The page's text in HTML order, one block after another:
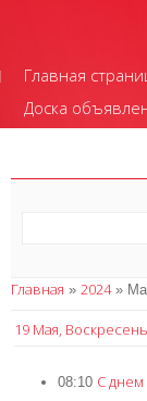
Главная
Доска
Главная » 2024 »
19 Мая,
08:10 С